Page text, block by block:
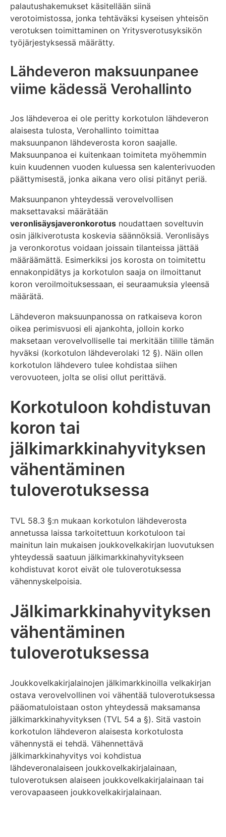
palautushakemukset käsitellään siinä
verotoimistossa, jonka tehtäväksi kyseisen yhteisön
verotuksen toimittaminen on Yritysverotusyksikön
työjärjestyksessä määrätty.
Lähdeveron maksuunpanee
viime kädessä Verohallinto
Jos lähdeveroa ei ole peritty korkotulon lähdeveron
alaisesta tulosta, Verohallinto toimittaa
maksuunpanon lähdeverosta koron saajalle.
Maksuunpanoa ei kuitenkaan toimiteta myöhemmin
kuin kuudennen vuoden kuluessa sen kalenterivuoden
päättymisestä, jonka aikana vero olisi pitänyt periä.
Maksuunpanon yhteydessä verovelvollisen
maksettavaksi määrätään
veronlisäysjaveronkorotus noudattaen soveltuvin
osin jälkiverotusta koskevia säännöksiä. Veronlisäys
ja veronkorotus voidaan joissain tilanteissa jättää
määräämättä. Esimerkiksi jos korosta on toimitettu
ennakonpidätys ja korkotulon saaja on ilmoittanut
koron veroilmoituksessaan, ei seuraamuksia yleensä
määrätä.
Lähdeveron maksuunpanossa on ratkaiseva koron
oikea perimisvuosi eli ajankohta, jolloin korko
maksetaan verovelvolliselle tai merkitään tilille tämän
hyväksi (korkotulon lähdeverolaki 12 §). Näin ollen
korkotulon lähdevero tulee kohdistaa siihen
verovuoteen, jolta se olisi ollut perittävä.
Korkotuloon kohdistuvan
koron tai
jälkimarkkinahyvityksen
vähentäminen
tuloverotuksessa
TVL 58.3 §:n mukaan korkotulon lähdeverosta
annetussa laissa tarkoitettuun korkotuloon tai
mainitun lain mukaisen joukkovelkakirjan luovutuksen
yhteydessä saatuun jälkimarkkinahyvitykseen
kohdistuvat korot eivät ole tuloverotuksessa
vähennyskelpoisia.
Jälkimarkkinahyvityksen
vähentäminen
tuloverotuksessa
Joukkovelkakirjalainojen jälkimarkkinoilla velkakirjan
ostava verovelvollinen voi vähentää tuloverotuksessa
pääomatuloistaan oston yhteydessä maksamansa
jälkimarkkinahyvityksen (TVL 54 a §). Sitä vastoin
korkotulon lähdeveron alaisesta korkotulosta
vähennystä ei tehdä. Vähennettävä
jälkimarkkinahyvitys voi kohdistua
lähdeveronalaiseen joukkovelkakirjalainaan,
tuloverotuksen alaiseen joukkovelkakirjalainaan tai
verovapaaseen joukkovelkakirjalainaan.